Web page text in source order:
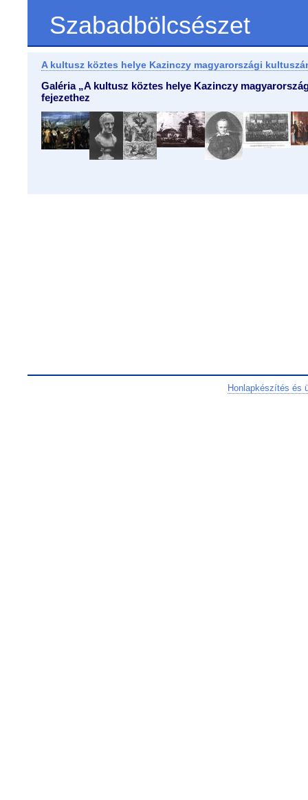
Szabadbölcsészet
A kultusz köztes helye Kazinczy magyarországi
Galéria „A kultusz köztes helye Kazinczy
fejezethez
Honlapkészítés és